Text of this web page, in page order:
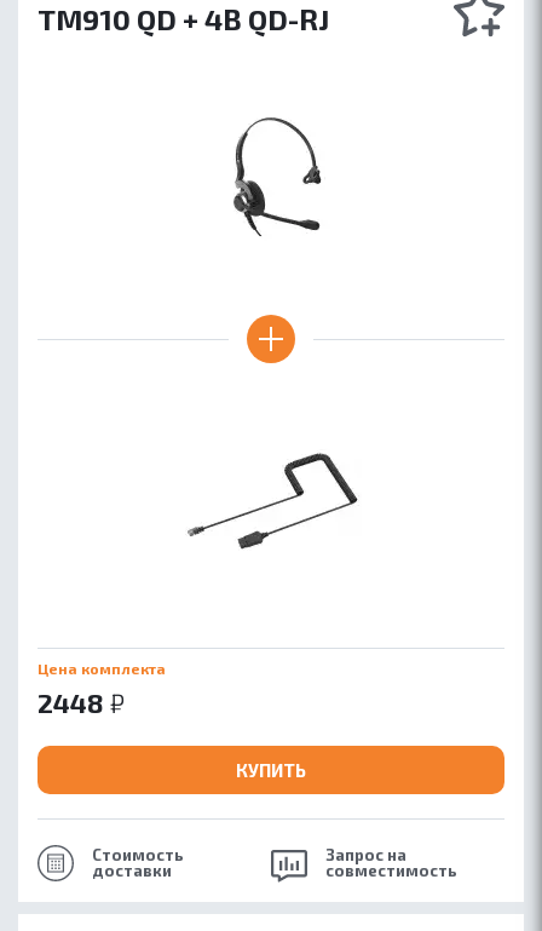
ГДЕ КУПИТЬ
ПАРТНЕРАМ
БЛОГ
TM910 QD + 4B QD-RJ
Цена комплекта
2448 ₽
КУПИТЬ
Стоимость
доставки
Запрос на
совместимость